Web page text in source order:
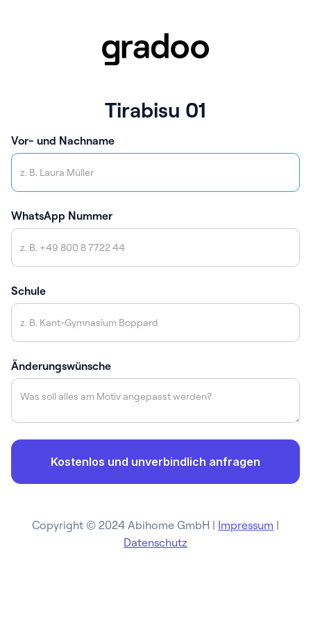
Tirabisu 01
Vor- und Nachname
WhatsApp Nummer
Schule
Änderungswünsche
Copyright © 2024 Abihome GmbH | Impressum |
Datenschutz